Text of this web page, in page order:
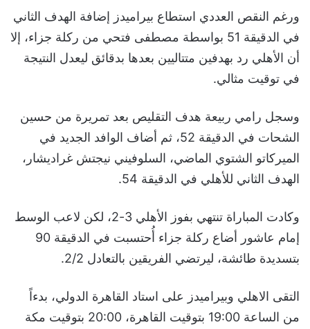
ورغم النقص العددي استطاع بيراميدز إضافة الهدف الثاني
في الدقيقة 51 بواسطة مصطفى فتحي من ركلة جزاء، إلا
أن الأهلي رد بهدفين متتاليين بعدها بدقائق ليعدل النتيجة
في توقيت مثالي.
وسجل رامي ربيعة هدف التقليص بعد تمريرة من حسين
الشحات في الدقيقة 52، ثم أضاف الوافد الجديد في
الميركاتو الشتوي الماضي، السلوفيني نيجتش غراديشار،
الهدف الثاني للأهلي في الدقيقة 54.
وكادت المباراة تنتهي بفوز الأهلي 3-2، لكن لاعب الوسط
إمام عاشور أضاع ركلة جزاء أُحتسبت في الدقيقة 90
بتسديدة طائشة، ليرتضي الفريقين بالتعادل 2/2.
التقى الاهلي وبيراميدز على استاد القاهرة الدولي، بدءاً
من الساعة 19:00 بتوقيت القاهرة، 20:00 بتوقيت مكة